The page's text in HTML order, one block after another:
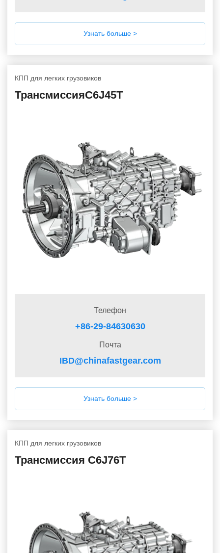
Узнать больше >
КПП для легких грузовиков
ТрансмиссияC6J45T
Телефон
+86-29-84630630
Почта
IBD@chinafastgear.com
Узнать больше >
КПП для легких грузовиков
Трансмиссия C6J76T